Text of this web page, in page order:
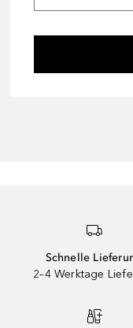
Schnelle
2–4 Werktage